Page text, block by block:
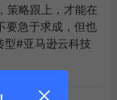
策略跟上，才能在
要急于求成，但也
#亚马逊云科技